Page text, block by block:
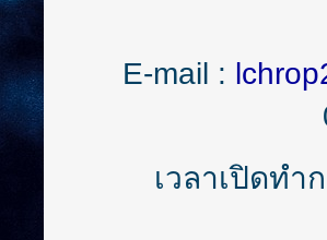
E-mail :
เวลาเปิดทำ